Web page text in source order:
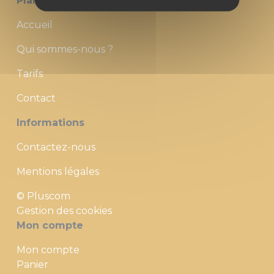
Accueil
Qui sommes-nous ?
Tarifs
Contact
Informations
Contactez-nous
Mentions légales
© Pluscom
Gestion des cookies
Mon compte
Mon compte
Panier